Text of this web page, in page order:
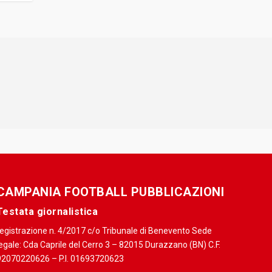
FOOTBALL PUBBLICAZIONI
giornalistica
n. 4/2017 c/o Tribunale di Benevento Sede
Cda Caprile del Cerro 3 – 82015 Durazzano (BN) C.F.
– P.I. 01693720623